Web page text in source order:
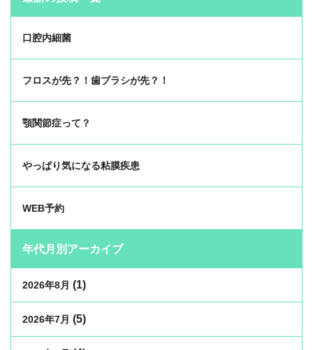
口腔内細菌
フロスが先？！歯ブラシが先？！
顎関節症って？
やっぱり気になる粘膜疾患
WEB予約
年代月別アーカイブ
2026年8月 (1)
2026年7月 (5)